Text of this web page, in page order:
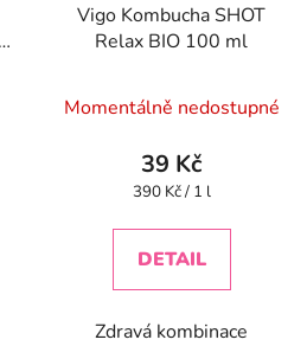
Vigo Kombucha SHOT
Relax BIO 100 ml
Momentálně nedostupné
39 Kč
Měrná
390 Kč / 1 l
DETAIL
Zdravá kombinace